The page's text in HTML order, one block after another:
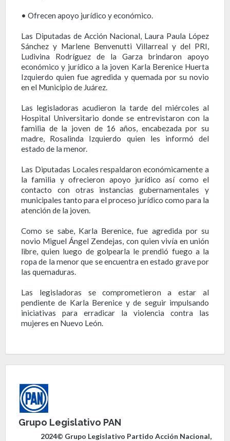
• Ofrecen apoyo jurídico y económico.
Las Diputadas de Acción Nacional, Laura Paula López
Sánchez y Marlene Benvenutti Villarreal y del PRI,
Ludivina Rodríguez de la Garza brindaron apoyo
económico y jurídico a la joven Karla Berenice Huerta
Izquierdo quien fue agredida y quemada por su novio
en el Municipio de Juárez.
Las legisladoras acudieron la tarde del miércoles al
Hospital Universitario donde se entrevistaron con la
familia de la joven de 16 años, encabezada por su
madre, Rosalinda Izquierdo quien les informó del
estado de la menor.
Las Diputadas Locales respaldaron económicamente a
la familia y ofrecieron apoyo jurídico así como el
contacto con otras instancias gubernamentales y
municipales tanto para el proceso jurídico como para la
atención de la joven.
Como se sabe, Karla Berenice, fue agredida por su
novio Miguel Ángel Zendejas, con quien vivía en unión
libre, quien luego de golpearla le prendió fuego a la
ropa de la menor que se encuentra en estado grave por
las quemaduras.
Las legisladoras se comprometieron a estar al
pendiente de Karla Berenice y de seguir impulsando
iniciativas para erradicar la violencia contra las
mujeres en Nuevo León.
Grupo Legislativo PAN
2024© Grupo Legislativo Partido Acción Nacional,